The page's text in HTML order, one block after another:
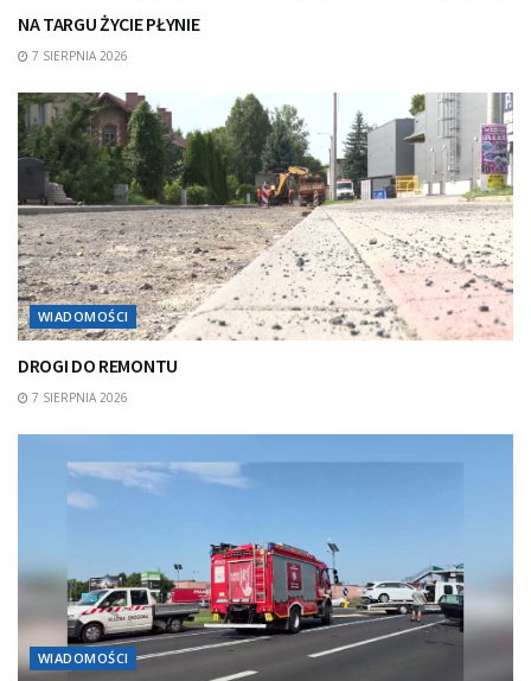
NA TARGU ŻYCIE PŁYNIE
7 SIERPNIA 2026
WIADOMOŚCI
DROGI DO REMONTU
7 SIERPNIA 2026
WIADOMOŚCI